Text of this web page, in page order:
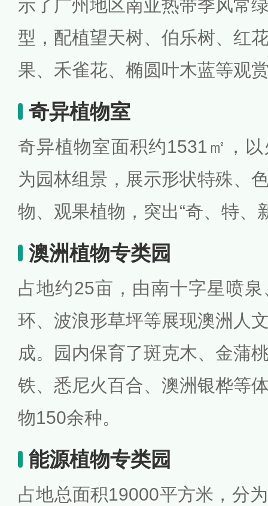
示了广州地区南亚热带季风常
型，配植望天树、伯乐树、红
果、禾雀花、椭圆叶木蓝等观
奇异植物室
奇异植物室面积约1531㎡，
为园林组景，展示形状特殊、
物、观果植物，突出“奇、特、
澳洲植物专类园
占地约25亩，由南十字星喷
环、波浪形草坪等展现澳洲人
成。园内保育了斑克木、金蒲
铁、悉尼火百合、澳洲银桦等
物150余种。
能源植物专类园
占地总面积19000平方米，分